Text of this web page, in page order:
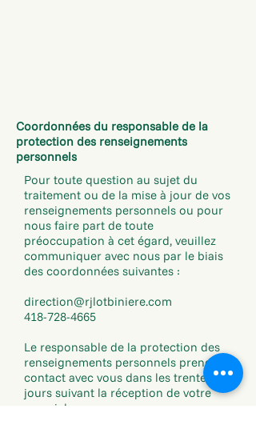
Coordonnées du responsable de la
protection des renseignements
personnels
Pour toute question au sujet du
traitement ou de la mise à jour de vos
renseignements personnels ou pour
nous faire part de toute
préoccupation à cet égard, veuillez
communiquer avec nous par le biais
des coordonnées suivantes :​​​​​
direction@rjlotbiniere.com
418-728-4665
Le responsable de la protection des
renseignements personnels prendra
contact avec vous dans les trente (30)
jours suivant la réception de votre
courriel.